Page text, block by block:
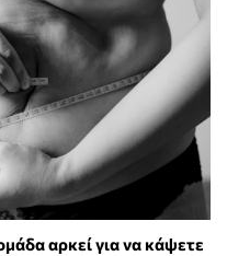
αρκεί για να κάψετε